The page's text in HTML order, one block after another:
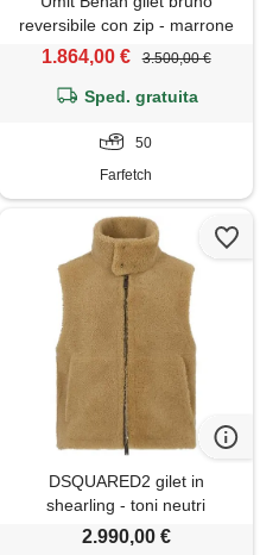
reversibile con zip - marrone
1.864,00 € 3.500,00 €
Sped. gratuita
50
Farfetch
DSQUARED2 gilet in
shearling - toni neutri
2.990,00 €